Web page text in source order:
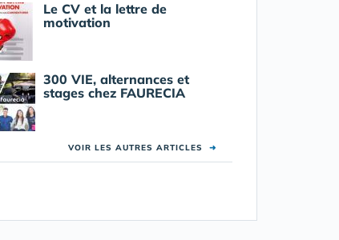
Le CV et la lettre de
motivation
300 VIE, alternances et
stages chez FAURECIA
VOIR LES AUTRES ARTICLES ➜